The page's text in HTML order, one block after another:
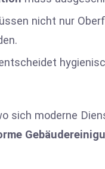
nicht nur
sich moderne